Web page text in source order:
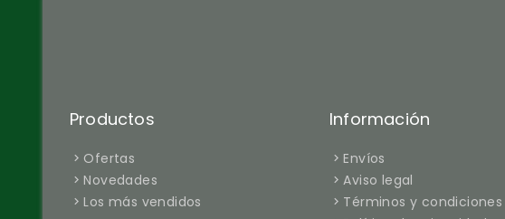
Productos
Ofertas
Novedades
Los más vendidos
Información
Envíos
Aviso legal
Términos y condiciones